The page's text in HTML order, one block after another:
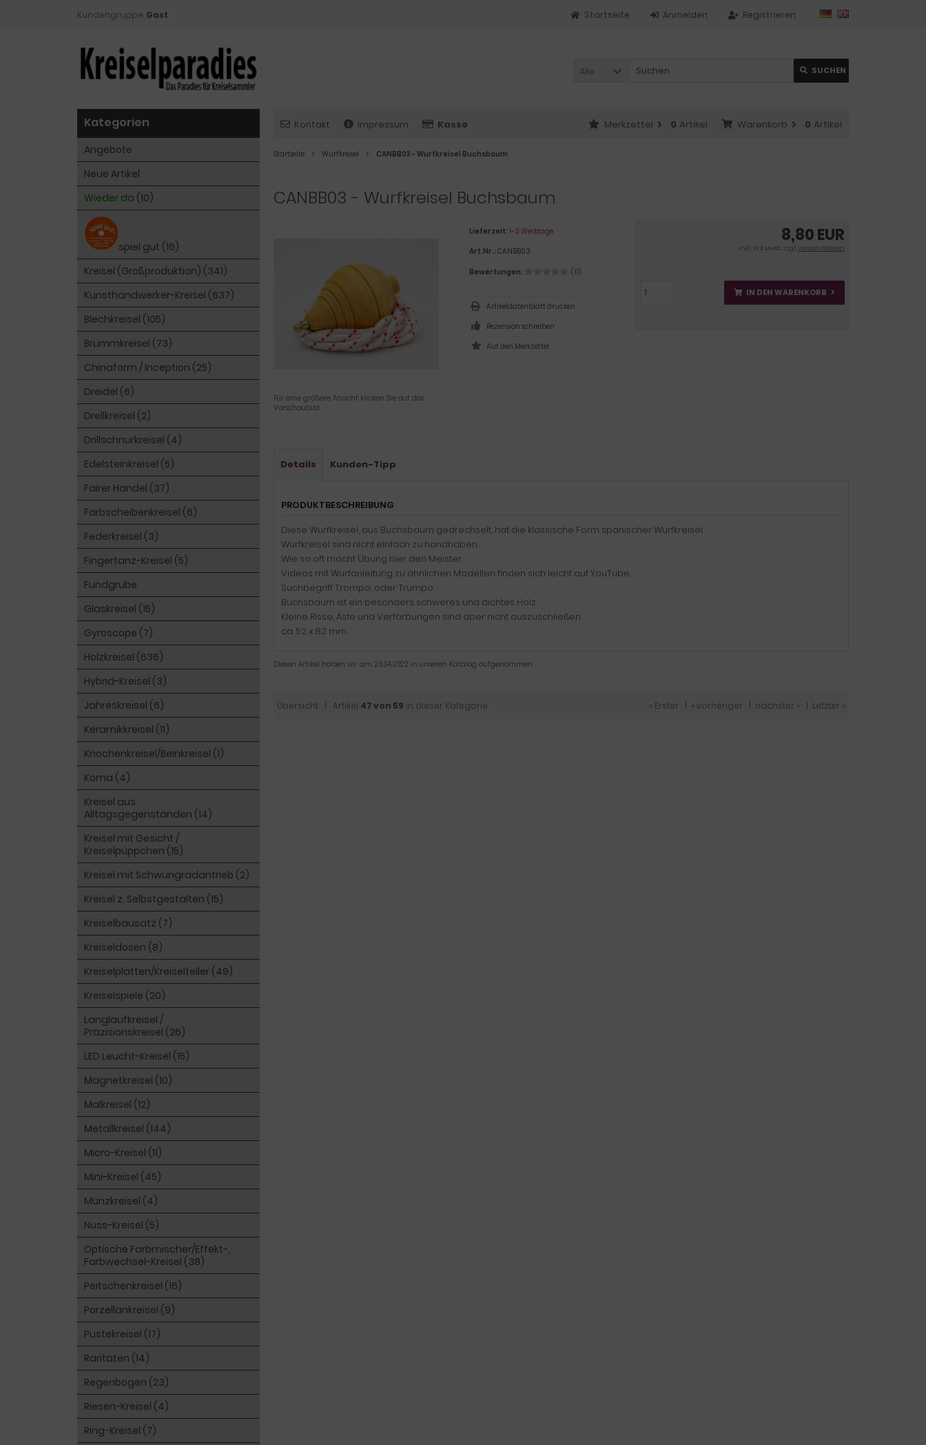
Kundengruppe: Gast Registrieren
Anmelden
Startseite
Alle SUCHEN
Kontakt Impressum Kasse Warenkorb 0 Artikel
Merkzettel 0 Artikel
Startseite Wurfkreisel CANBB03 - Wurfkreisel Buchsbaum
CANBB03 - Wurfkreisel Buchsbaum
Für eine größere Ansicht klicken Sie auf das
Vorschaubild
8,80 EUR
inkl. 19 % MwSt. zzgl.Versandkosten
IN DEN WARENKORB
Lieferzeit: 1-3 Werktage
Art.Nr.: CANBB03
Bewertungen:
(0)
Artikeldatenblatt drucken
Rezension schreiben
Details Kunden-Tipp
PRODUKTBESCHREIBUNG
Diese Wurfkreisel, aus Buchsbaum gedrechselt, hat die klassische Form spanischer Wurfkreisel.
Wurfkreisel sind nicht einfach zu handhaben.
Wie so oft macht Übung hier den Meister.
Videos mit Wurfanleitung zu ähnlichen Modellen finden sich leicht auf YouTube.
Suchbegriff Trompo, oder Trumpo.
Buchsbaum ist ein besonders schweres und dichtes Holz.
Kleine Risse, Äste und Verfärbungen sind aber nicht auszuschließen.
ca. 52 x 82 mm
Diesen Artikel haben wir am 26.04.2022 in unseren Katalog aufgenommen.
Übersicht | Artikel 47 von 59 in dieser Kategorie « Erster « vorheriger nächster » Letzter »
Kategorien
Angebote
Neue Artikel
Wieder da (10)
spiel gut (16)
Kreisel (Großproduktion) (341)
Kunsthandwerker-Kreisel (637)
Blechkreisel (105)
Brummkreisel (73)
Chinaform / Inception (25)
Dreidel (6)
Drellkreisel (2)
Drillschnurkreisel (4)
Edelsteinkreisel (5)
Fairer Handel (37)
Farbscheibenkreisel (6)
Federkreisel (3)
Fingertanz-Kreisel (5)
Fundgrube
Glaskreisel (15)
Gyroscope (7)
Holzkreisel (636)
Hybrid-Kreisel (3)
Jahreskreisel (6)
Keramikkreisel (11)
Knochenkreisel/Beinkreisel (1)
Koma (4)
Kreisel aus
Alltagsgegenständen (14)
Kreisel mit Gesicht /
Kreiselpüppchen (15)
Kreisel mit Schwungradantrieb (2)
Kreisel z. Selbstgestalten (15)
Kreiselbausatz (7)
Kreiseldosen (8)
Kreiselplatten/Kreiselteller (49)
Kreiselspiele (20)
Langlaufkreisel /
Präzisionskreisel (26)
LED Leucht-Kreisel (15)
Magnetkreisel (10)
Malkreisel (12)
Metallkreisel (144)
Micro-Kreisel (11)
Mini-Kreisel (45)
Münzkreisel (4)
Nuss-Kreisel (5)
Optische Farbmischer/Effekt-,
Farbwechsel-Kreisel (38)
Peitschenkreisel (16)
Porzellankreisel (9)
Pustekreisel (17)
Raritäten (14)
Regenbogen (23)
Riesen-Kreisel (4)
Ring-Kreisel (7)